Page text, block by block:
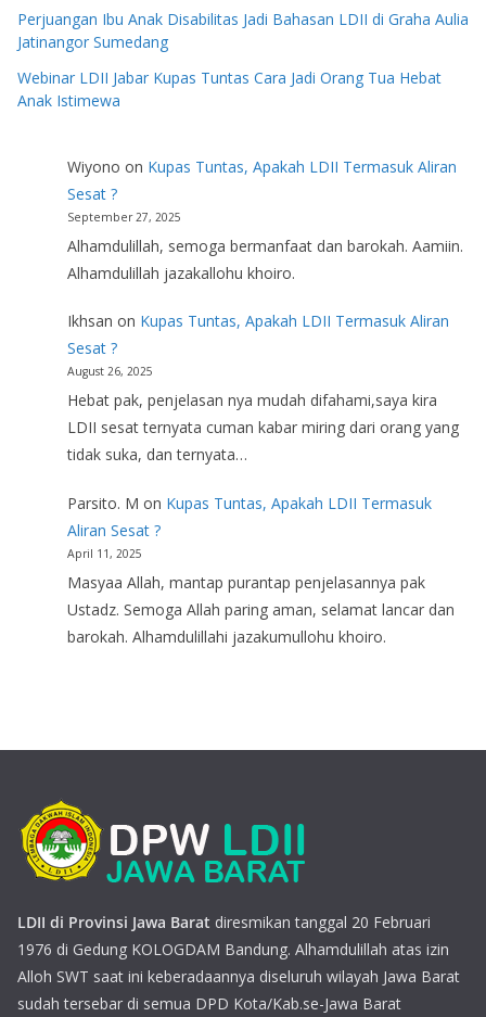
Perjuangan Ibu Anak Disabilitas Jadi Bahasan LDII di Graha Aulia
Jatinangor Sumedang
Webinar LDII Jabar Kupas Tuntas Cara Jadi Orang Tua Hebat
Anak Istimewa
Wiyono on Kupas Tuntas, Apakah LDII Termasuk Aliran
Sesat ?
September 27, 2025
Alhamdulillah, semoga bermanfaat dan barokah. Aamiin.
Alhamdulillah jazakallohu khoiro.
Ikhsan on Kupas Tuntas, Apakah LDII Termasuk Aliran
Sesat ?
August 26, 2025
Hebat pak, penjelasan nya mudah difahami,saya kira
LDII sesat ternyata cuman kabar miring dari orang yang
tidak suka, dan ternyata…
Parsito. M on Kupas Tuntas, Apakah LDII Termasuk
Aliran Sesat ?
April 11, 2025
Masyaa Allah, mantap purantap penjelasannya pak
Ustadz. Semoga Allah paring aman, selamat lancar dan
barokah. Alhamdulillahi jazakumullohu khoiro.
LDII di Provinsi Jawa Barat diresmikan tanggal 20 Februari
1976 di Gedung KOLOGDAM Bandung. Alhamdulillah atas izin
Alloh SWT saat ini keberadaannya diseluruh wilayah Jawa Barat
sudah tersebar di semua DPD Kota/Kab.se-Jawa Barat